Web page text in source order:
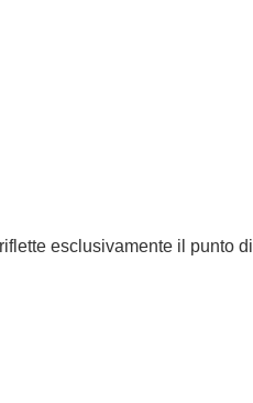
esclusivamente il punto